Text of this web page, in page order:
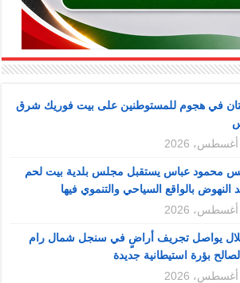
في هجوم للمستوطنين على بيت فوريك شرق
محمود عباس يستقبل مجلس بلدية بيت لحم
النهوض بالواقع السياحي والتنموي فيها
يواصل تجريف أراضٍ في سنجل شمال رام
لصالح بؤرة استيطانية جديدة